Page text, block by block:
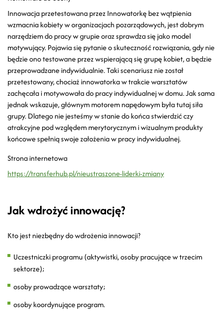
Innowacja przetestowana przez Innowatorkę bez wątpienia
wzmacnia kobiety w organizacjach pozarządowych, jest dobrym
narzędziem do pracy w grupie oraz sprawdza się jako model
motywujący. Pojawia się pytanie o skuteczność rozwiązania, gdy nie
będzie ono testowane przez wspierającą się grupę kobiet, a będzie
przeprowadzane indywidualnie. Taki scenariusz nie został
przetestowany, chociaż innowatorka w trakcie warsztatów
zachęcała i motywowała do pracy indywidualnej w domu. Jak sama
jednak wskazuje, głównym motorem napędowym była tutaj siła
grupy. Dlatego nie jesteśmy w stanie do końca stwierdzić czy
atrakcyjne pod względem merytorycznym i wizualnym produkty
końcowe spełnią swoje założenia w pracy indywidualnej.
Strona internetowa
https://transferhub.pl/nieustraszone-liderki-zmiany
Jak wdrożyć innowację?
Kto jest niezbędny do wdrożenia innowacji?
Uczestniczki programu (aktywistki, osoby pracujące w trzecim
sektorze);
osoby prowadzące warsztaty;
osoby koordynujące program.